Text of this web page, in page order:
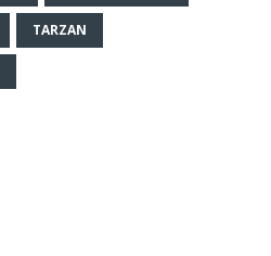
TARZAN